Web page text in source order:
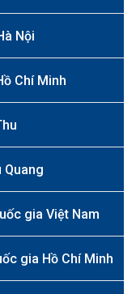
Nội
Chí Minh
Quang
gia Việt Nam
gia Hồ Chí Minh